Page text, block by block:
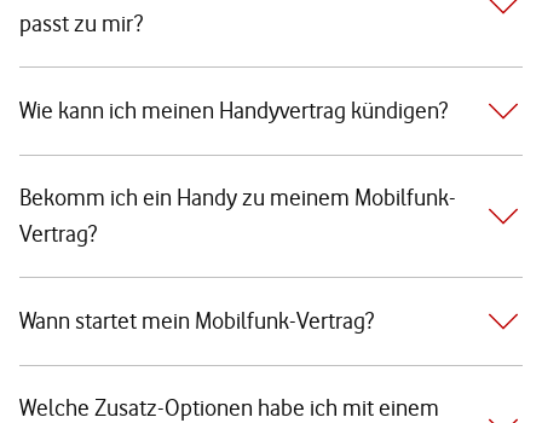
passt zu mir?
Wie kann ich meinen Handyvertrag kündigen?
Bekomm ich ein Handy zu meinem Mobilfunk-
Vertrag?
Wann startet mein Mobilfunk-Vertrag?
Welche Zusatz-Optionen habe ich mit einem